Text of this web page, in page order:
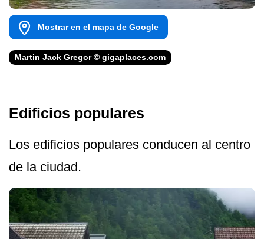
Mostrar en el mapa de Google
Martin Jack Gregor © gigaplaces.com
Edificios populares
Los edificios populares conducen al centro
de la ciudad.